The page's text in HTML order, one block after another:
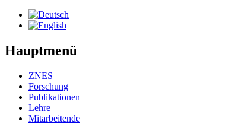
Hauptmenü
ZNES
Forschung
Publikationen
Lehre
Mitarbeitende